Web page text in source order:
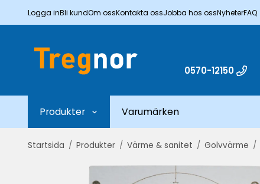
Logga inBli kundOm ossKontakta ossJobba hos ossNyheterFAQ
0570-12150
Produkter Varumärken
Startsida / Produkter / Värme & sanitet / Golvvärme /